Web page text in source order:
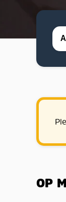
OP